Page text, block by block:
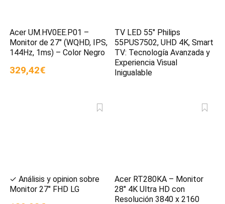
Acer UM.HV0EE.P01 –
Monitor de 27″ (WQHD, IPS,
144Hz, 1ms) – Color Negro
329,42€
TV LED 55″ Philips
55PUS7502, UHD 4K, Smart
TV: Tecnología Avanzada y
Experiencia Visual
Inigualable
✓ Análisis y opinion sobre
Monitor 27″ FHD LG
Acer RT280KA – Monitor
28″ 4K Ultra HD con
Resolución 3840 x 2160